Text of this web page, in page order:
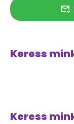
Keress
Keress